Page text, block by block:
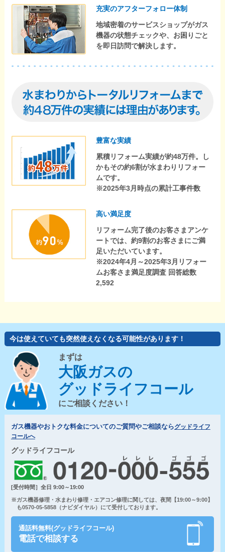
充実のアフターフォロー体制
地域密着のサービスショップがガス
機器の状態チェックや、お困りごと
を即日訪問で解決します。
豊富な実績
累積リフォーム実績が約48万件。し
かもその約6割が水まわりリフォー
ムです。
※2025年3月時点の累計工事件数
高い満足度
リフォーム完了後のお客さまアンケ
ートでは、約9割のお客さまにご満
足いただいています。
※2024年4月～2025年3月リフォー
ムお客さま満足度調査 回答総数
2,592
今は使えていても突然使えなくなる可能性があります！
まずは
大阪ガスの
グッドライフコール
にご相談ください！
ガス機器やおトクな料金についてのご質問やご相談ならグッドライフ
コールへ
グッドライフコール
[受付時間］全日 9:00～19:00
※ガス機器修理・水まわり修理・エアコン修理に関しては、夜間【19:00～9:00】
も0570-05-5858（ナビダイヤル）にて受付しております。
通話料無料(グッドライフコール)
電話で相談する